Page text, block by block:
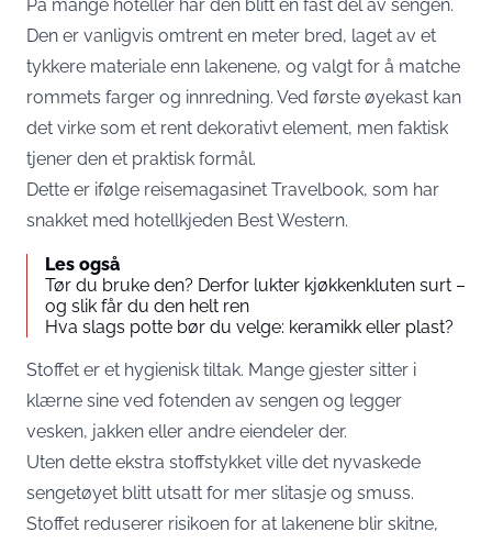
På mange hoteller har den blitt en fast del av sengen.
Den er vanligvis omtrent en meter bred, laget av et
tykkere materiale enn lakenene, og valgt for å matche
rommets farger og innredning. Ved første øyekast kan
det virke som et rent dekorativt element, men faktisk
tjener den et praktisk formål.
Dette er ifølge reisemagasinet Travelbook, som har
snakket med hotellkjeden Best Western.
Les også
Tør du bruke den? Derfor lukter kjøkkenkluten surt –
og slik får du den helt ren
Hva slags potte bør du velge: keramikk eller plast?
Stoffet er et hygienisk tiltak. Mange gjester sitter i
klærne sine ved fotenden av sengen og legger
vesken, jakken eller andre eiendeler der.
Uten dette ekstra stoffstykket ville det nyvaskede
sengetøyet blitt utsatt for mer slitasje og smuss.
Stoffet reduserer risikoen for at lakenene blir skitne,